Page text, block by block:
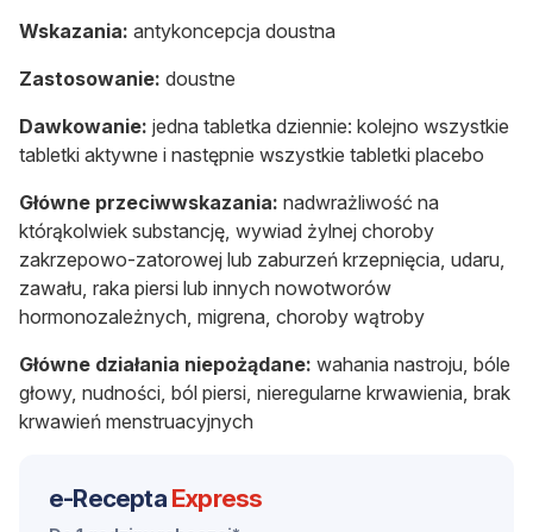
Wskazania: antykoncepcja doustna
Zastosowanie: doustne
Dawkowanie: jedna tabletka dziennie: kolejno wszystkie
tabletki aktywne i następnie wszystkie tabletki placebo
Główne przeciwwskazania: nadwrażliwość na
którąkolwiek substancję, wywiad żylnej choroby
zakrzepowo-zatorowej lub zaburzeń krzepnięcia, udaru,
zawału, raka piersi lub innych nowotworów
hormonozależnych, migrena, choroby wątroby
Główne działania niepożądane: wahania nastroju, bóle
głowy, nudności, ból piersi, nieregularne krwawienia, brak
krwawień menstruacyjnych
e-Recepta Express